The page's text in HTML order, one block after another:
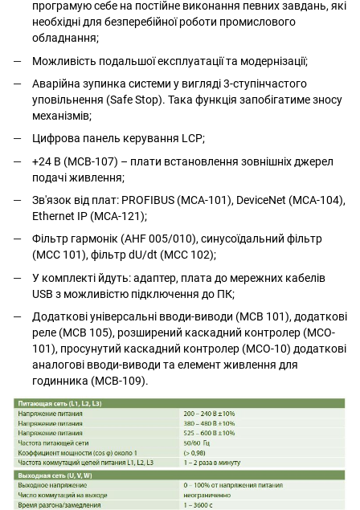
програмую себе на постійне виконання певних завдань, які
необхідні для безперебійної роботи промислового
обладнання;
Можливість подальшої експлуатації та модернізації;
Аварійна зупинка системи у вигляді 3-ступінчастого
уповільнення (Safe Stop). Така функція запобігатиме зносу
механізмів;
Цифрова панель керування LCP;
+24 В (MCB-107) – плати встановлення зовнішніх джерел
подачі живлення;
Зв'язок від плат: PROFIBUS (MCA-101), DeviceNet (MCA-104),
Ethernet IP (MCA-121);
Фільтр гармонік (AHF 005/010), синусоїдальний фільтр
(MCC 101), фільтр dU/dt (MCC 102);
У комплекті йдуть: адаптер, плата до мережних кабелів
USB з можливістю підключення до ПК;
Додаткові універсальні вводи-виводи (MCB 101), додаткові
реле (MCB 105), розширений каскадний контролер (MCO-
101), просунутий каскадний контролер (MCO-10) додаткові
аналогові вводи-виводи та елемент живлення для
годинника (MCB-109).